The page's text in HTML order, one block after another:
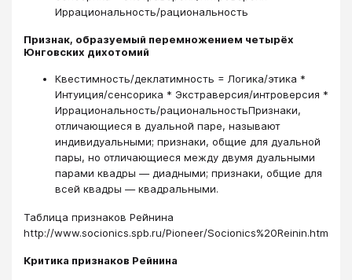
Иррациональность/рациональность
Признак, образуемый перемножением четырёх
Юнговских дихотомий
Квестимность/деклатимность = Логика/этика *
Интуиция/сенсорика * Экстраверсия/интроверсия *
Иррациональность/рациональностьПризнаки,
отличающиеся в дуальной паре, называют
индивидуальными; признаки, общие для дуальной
пары, но отличающиеся между двумя дуальными
парами квадры — диадными; признаки, общие для
всей квадры — квадральными.
Таблица признаков Рейнина
http://www.socionics.spb.ru/Pioneer/Socionics%20Reinin.htm
Критика признаков Рейнина